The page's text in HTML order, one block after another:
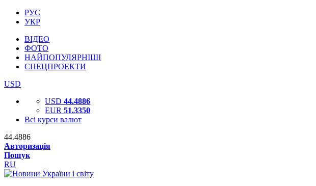
РУС
УКР
ВІДЕО
ФОТО
НАЙПОПУЛЯРНІШІ
СПЕЦПРОЕКТИ
USD
USD 44.4886
EUR 51.3350
Всі курси валют
44.4886
Авторизація
Пошук
RU